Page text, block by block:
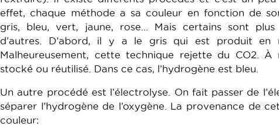
effet, chaque méthode a sa couleur en fonction de
gris, bleu, vert, jaune, rose… Mais certains sont
d’autres. D’abord, il y a le gris qui est produit en
Malheureusement, cette technique rejette du CO2.
stocké ou réutilisé. Dans ce cas, l’hydrogène est bleu.
Un autre procédé est l’électrolyse. On fait passer de
séparer l’hydrogène de l’oxygène. La provenance de
couleur: